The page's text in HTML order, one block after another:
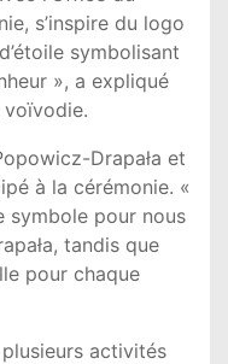
s’inspire du logo
symbolisant
», a expliqué
voïvodie.
Drapała et
à la cérémonie. «
symbole pour nous
tandis que
pour chaque
activités